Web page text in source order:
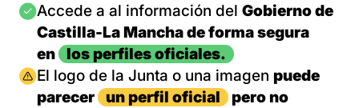
Imagen
Accede a al información del Gobierno de
Castilla-La Mancha de forma segura
en
los perfiles oficiales.
Imagen
El logo de la Junta o una imagen puede
parecer
un perfil oficial
pero no